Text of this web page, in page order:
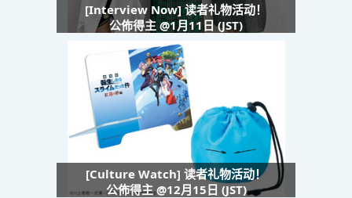
[Interview Now] 读者礼物活动！
公佈得主 @1月11日 (JST)
[Culture Watch] 读者礼物活动！
公佈得主 @12月15日 (JST)